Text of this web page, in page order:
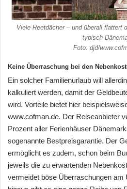
Viele Reetdächer – und überall flattert
typisch
Foto: djd/
Keine Überraschung bei den
Ein solcher Familienurlaub will
kalkuliert werden, damit der
wird. Vorteile bietet hier
www.cofman.de. Der Reiseanbieter
Prozent aller Ferienhäuser
sogenannte Bestpreisgarantie. Der
ermöglicht es zudem, schon beim
jeweils die zu erwartenden
vermeidet böse Überraschungen am